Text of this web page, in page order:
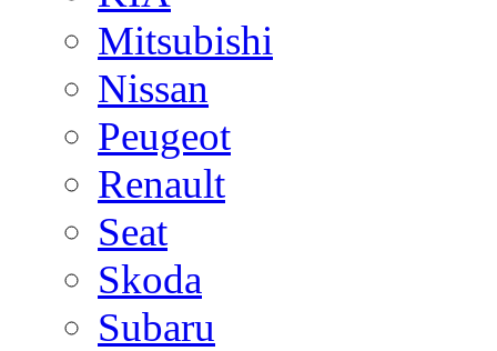
Mitsubishi
Nissan
Peugeot
Renault
Seat
Skoda
Subaru